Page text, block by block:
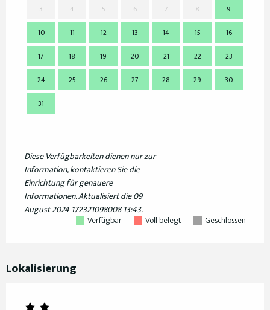
3
4 5 6 7 8
9
10
11 12 13 14 15
16
17
18 19 20 21 22
23
24
25 26 27 28 29
30
31
Diese Verfügbarkeiten dienen nur zur
Information, kontaktieren Sie die
Einrichtung für genauere
Informationen.Aktualisiert die09
August 2024 172321098008 13:43.
Verfügbar Voll belegt Geschlossen
Lokalisierung